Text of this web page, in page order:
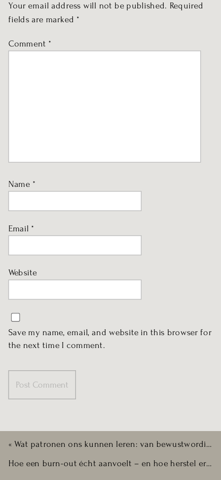
Your email address will not be published. Required
fields are marked *
Comment *
Name *
Email *
Website
Save my name, email, and website in this browser for
the next time I comment.
«Wat patronen ons kunnen leren: van bewustwording naar verandering
Hoe een burn-out écht aanvoelt – en hoe herstel er uit ziet